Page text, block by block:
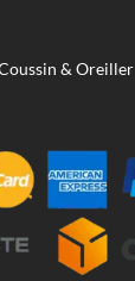
& Oreiller